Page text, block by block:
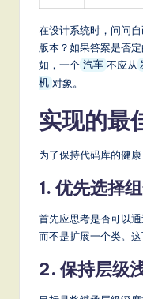
在设计系统时，问问
版本？如果答案是否
如，一个 汽车 不应从
机 对象。
实现的最
为了保持代码库的健
1. 优先选择
首先应思考是否可以
而不是扩展一个类。
2. 保持层级